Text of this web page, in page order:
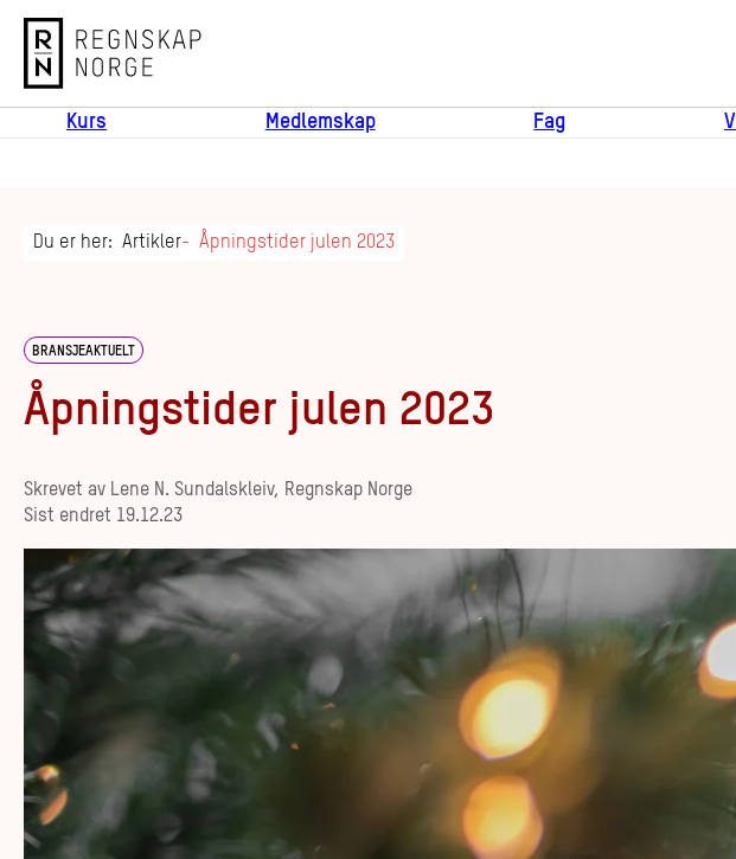
Regnskap Norge
Kurs Medlemskap Fag
Du er her: Artikler Åpningstider julen 2023
BRANSJEAKTUELT
Åpningstider julen 2023
Skrevet av Lene N. Sundalskleiv, Regnskap Norge
Sist endret 19.12.23